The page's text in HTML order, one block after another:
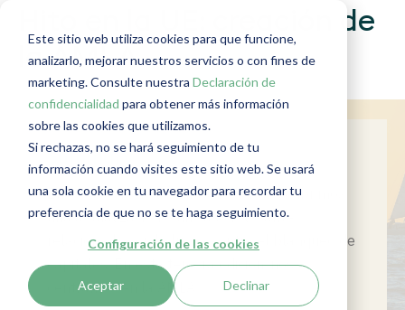
Este sitio web utiliza cookies para que funcione,
analizarlo, mejorar nuestros servicios o con fines de
marketing. Consulte nuestra Declaración de
confidencialidad para obtener más información
sobre las cookies que utilizamos.
Si rechazas, no se hará seguimiento de tu
información cuando visites este sitio web. Se usará
una sola cookie en tu navegador para recordar tu
preferencia de que no se te haga seguimiento.
Configuración de las cookies
Aceptar Declinar
Hito en la UE: creación de
la AMLA
Summary
En esta serie de lecturas de verano, cubrimos
una actualización o un caso relevante
relacionado con la lucha contra el blanqueo de
capitales. En esta tercera edición, nos
centramos en la AMLA.